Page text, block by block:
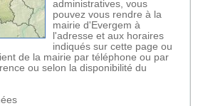
administratives, vous
pouvez vous rendre à la
mairie d'Evergem à
l'adresse et aux horaires
indiqués sur cette page ou
de la mairie par téléphone ou par
ou selon la disponibilité du